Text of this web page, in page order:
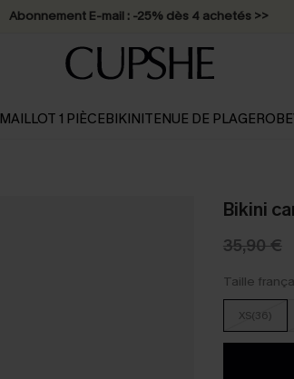
Abonnement E-mail : -25% dès 4 achetés >>
MAILLOT 1 PIÈCEBIKINITENUE DE PLAGEROBE
Bikini
35,90 €
Taille
XS(36)